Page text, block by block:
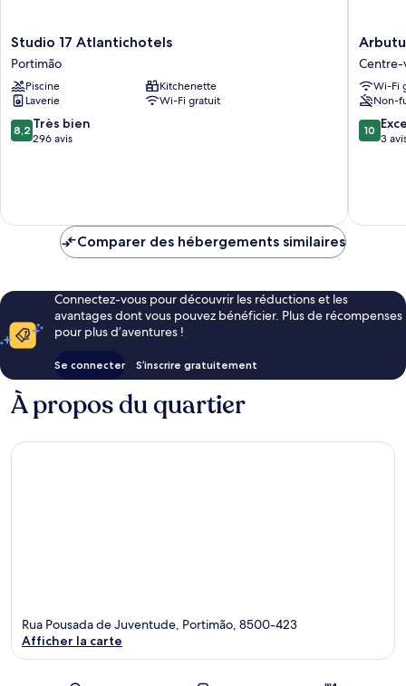
Studio
17
Atlantichotels
Portimão
Studio 17 Atlantichotels
Portimão
Piscine
Kitchenette
Laverie
Wi-Fi gratuit
8.2
sur
8,2 Très bien
296 avis
Arbutus
Bed
&
Bar
Centre-
ville
de
Centre-
Wi-Fi
Non-
10.0
sur
10
3
Comparer des hébergements similaires
Connectez-vous pour découvrir les réductions et les
avantages dont vous pouvez bénéficier. Plus de récompenses
pour plus d’aventures !
Se connecter S’inscrire gratuitement
À propos du quartier
Rua Pousada de Juventude, Portimão, 8500-423
Afficher la carte